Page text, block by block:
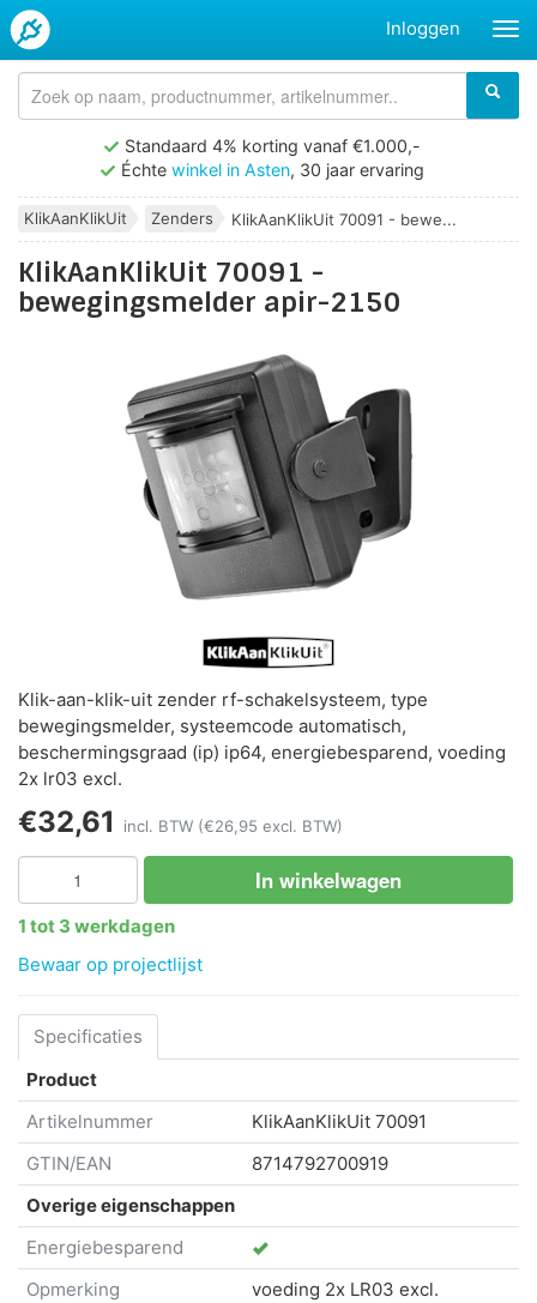
Inloggen
Standaard 4% korting vanaf €1.000,-
Échte winkel in Asten, 30 jaar ervaring
KlikAanKlikUit Zenders KlikAanKlikUit 70091 - bewe...
KlikAanKlikUit 70091 -
bewegingsmelder apir-2150
Klik-aan-klik-uit zender rf-schakelsysteem, type
bewegingsmelder, systeemcode automatisch,
beschermingsgraad (ip) ip64, energiebesparend, voeding
2x lr03 excl.
€32,61 incl. BTW (€26,95 excl. BTW)
In winkelwagen
1 tot 3 werkdagen
Bewaar op projectlijst
Specificaties
Product
Artikelnummer
KlikAanKlikUit 70091
GTIN/EAN
8714792700919
Overige eigenschappen
Energiebesparend
Opmerking
voeding 2x LR03 excl.